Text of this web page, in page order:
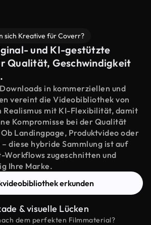
sich Kreative für Coverr?
und KI-gestützte
Qualität, Geschwindigkeit
in kommerziellen und
vereint die Videobibliothek von
Realismus mit KI-Flexibilität, damit
Kompromisse bei der Qualität
Landingpage, Produktvideo oder
diese hybride Sammlung ist auf
Workflows zugeschnitten und
Ihre Marke.
erkunden
& visuelle Lücken
dem perfekten Filmmaterial?